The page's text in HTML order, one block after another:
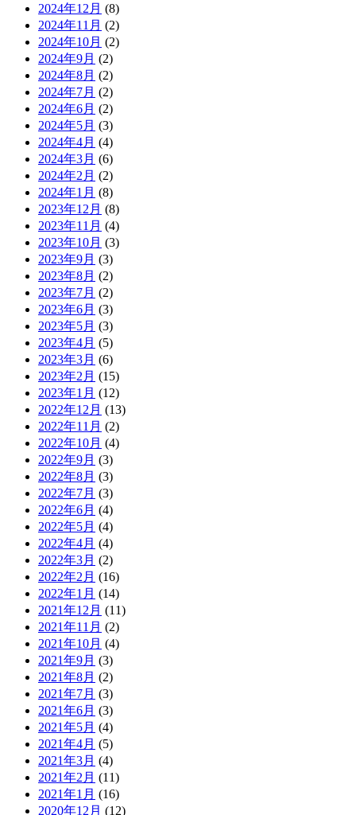
2024年12月 (8)
2024年11月 (2)
2024年10月 (2)
2024年9月 (2)
2024年8月 (2)
2024年7月 (2)
2024年6月 (2)
2024年5月 (3)
2024年4月 (4)
2024年3月 (6)
2024年2月 (2)
2024年1月 (8)
2023年12月 (8)
2023年11月 (4)
2023年10月 (3)
2023年9月 (3)
2023年8月 (2)
2023年7月 (2)
2023年6月 (3)
2023年5月 (3)
2023年4月 (5)
2023年3月 (6)
2023年2月 (15)
2023年1月 (12)
2022年12月 (13)
2022年11月 (2)
2022年10月 (4)
2022年9月 (3)
2022年8月 (3)
2022年7月 (3)
2022年6月 (4)
2022年5月 (4)
2022年4月 (4)
2022年3月 (2)
2022年2月 (16)
2022年1月 (14)
2021年12月 (11)
2021年11月 (2)
2021年10月 (4)
2021年9月 (3)
2021年8月 (2)
2021年7月 (3)
2021年6月 (3)
2021年5月 (4)
2021年4月 (5)
2021年3月 (4)
2021年2月 (11)
2021年1月 (16)
2020年12月 (12)